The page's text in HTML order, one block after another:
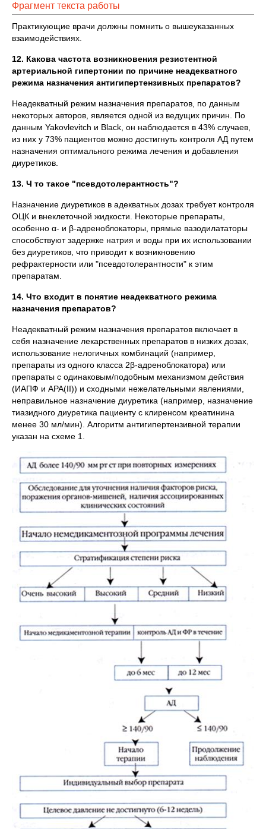
Фрагмент текста работы
Практикующие врачи должны помнить о вышеуказанных
взаимодействиях.
12. Какова частота возникновения резистентной
артериальной гипертонии по причине неадекватного
режима назначения антигипертензивных препаратов?
Неадекватный режим назначения препаратов, по данным
некоторых авторов, является одной из ведущих причин. По
данным Yakovlevitch и Black, он наблюдается в 43% случаев,
из них у 73% пациентов можно достигнуть контроля АД путем
назначения оптимального режима лечения и добавления
диуретиков.
13. Ч то такое "псевдотолерантность"?
Назначение диуретиков в адекватных дозах требует контроля
ОЦК и внеклеточной жидкости. Некоторые препараты,
особенно α- и β-адреноблокаторы, прямые вазодилататоры
способствуют задержке натрия и воды при их использовании
без диуретиков, что приводит к возникновению
рефрактерности или "псевдотолерантности" к этим
препаратам.
14. Что входит в понятие неадекватного режима
назначения препаратов?
Неадекватный режим назначения препаратов включает в
себя назначение лекарственных препаратов в низких дозах,
использование нелогичных комбинаций (например,
препараты из одного класса 2β-адреноблокатора) или
препараты с одинаковым/подобным механизмом действия
(ИАПФ и АРА(II)) и сходными нежелательными явлениями,
неправильное назначение диуретика (например, назначение
тиазидного диуретика пациенту с клиренсом креатинина
менее 30 мл/мин). Алгоритм антигипертензивной терапии
указан на схеме 1.